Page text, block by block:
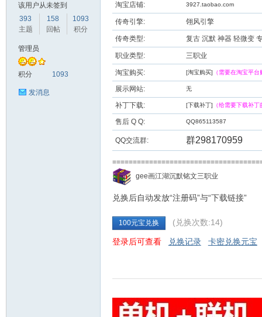
该用户从未签到
393
主题
158
回帖
1093
积分
管理员
积分 1093
发消息
淘宝店铺: 3927.taobao.com
传奇引擎: 翎风引擎
传奇类型: 复古 沉默 神器 轻微变
职业类型: 三职业
淘宝购买: [淘宝购买] （需要在淘宝平
展示网站: 无
补丁下载: [下载补丁] （给需要下载补
售后 Q Q: QQ865113587
QQ交流群: 群298170959
gee画江湖沉默铭文三职业
兑换后自动发放“注册码”与“下载链接”
100元宝兑换 (兑换次数:14)
登录后可查看 兑换记录 卡密兑换元宝